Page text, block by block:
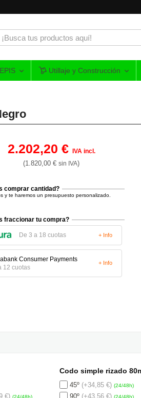
Utillaje y Construcción
2.202,20 € IVA incl.
(1.820,00 €sin IVA)
comprar cantidad?
y te haremos un presupuesto personalizado.
fraccionar tu compra?
De 3 a 18 cuotas + Info
12 cuotas
+ Info
€) (24/48h)
Codo simple rizado
45º (+34,85 €) (24/48h)
90º (+43,56 €) (24/48h)